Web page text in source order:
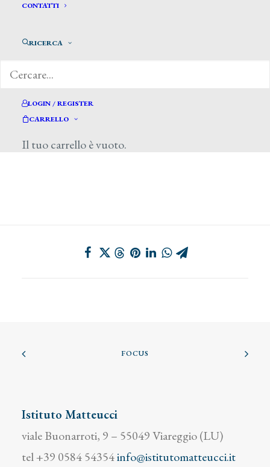
CONTATTI
RICERCA
LOGIN / REGISTER
CARRELLO
Il tuo carrello è vuoto.
di Annamaria Giusti, Il Giornale dell’Arte,
FOCUS
Istituto Matteucci
viale Buonarroti, 9 – 55049 Viareggio (LU)
tel +39 0584 54354info@istitutomatteucci.it